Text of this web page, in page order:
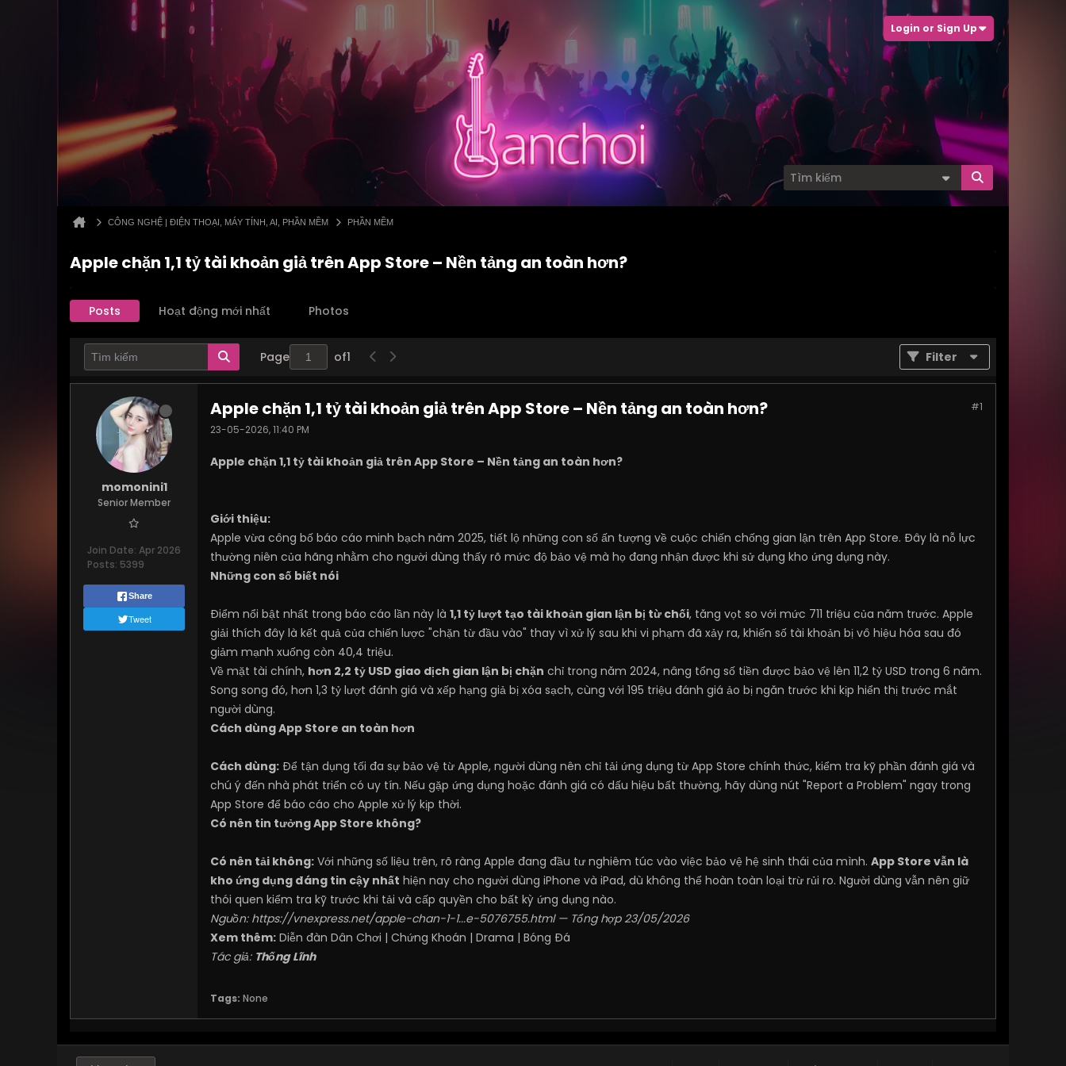
Login or Sign Up
CÔNG NGHỆ | ĐIỆN THOẠI, MÁY TÍNH, AI, PHẦN MỀM PHẦN MỀM
Apple chặn 1,1 tỷ tài khoản giả trên App Store – Nền tảng an toàn hơn?
Posts Hoạt động mới nhất Photos
Page of1 Filter
momonini1
Senior Member
Join Date: Apr 2026
Posts: 5399
Share
Tweet
#1
Apple chặn 1,1 tỷ tài khoản giả trên App Store – Nền tảng an toàn hơn?
23-05-2026, 11:40 PM
Apple chặn 1,1 tỷ tài khoản giả trên App Store – Nền tảng an toàn hơn?
Giới thiệu:
Apple vừa công bố báo cáo minh bạch năm 2025, tiết lộ những con số ấn tượng về cuộc chiến chống gian lận trên App Store. Đây là nỗ lực
thường niên của hãng nhằm cho người dùng thấy rõ mức độ bảo vệ mà họ đang nhận được khi sử dụng kho ứng dụng này.
Những con số biết nói
Điểm nổi bật nhất trong báo cáo lần này là 1,1 tỷ lượt tạo tài khoản gian lận bị từ chối, tăng vọt so với mức 711 triệu của năm trước. Apple
giải thích đây là kết quả của chiến lược "chặn từ đầu vào" thay vì xử lý sau khi vi phạm đã xảy ra, khiến số tài khoản bị vô hiệu hóa sau đó
giảm mạnh xuống còn 40,4 triệu.
Về mặt tài chính, hơn 2,2 tỷ USD giao dịch gian lận bị chặn chỉ trong năm 2024, nâng tổng số tiền được bảo vệ lên 11,2 tỷ USD trong 6 năm.
Song song đó, hơn 1,3 tỷ lượt đánh giá và xếp hạng giả bị xóa sạch, cùng với 195 triệu đánh giá ảo bị ngăn trước khi kịp hiển thị trước mắt
người dùng.
Cách dùng App Store an toàn hơn
Cách dùng: Để tận dụng tối đa sự bảo vệ từ Apple, người dùng nên chỉ tải ứng dụng từ App Store chính thức, kiểm tra kỹ phần đánh giá và
chú ý đến nhà phát triển có uy tín. Nếu gặp ứng dụng hoặc đánh giá có dấu hiệu bất thường, hãy dùng nút "Report a Problem" ngay trong
App Store để báo cáo cho Apple xử lý kịp thời.
Có nên tin tưởng App Store không?
Có nên tải không: Với những số liệu trên, rõ ràng Apple đang đầu tư nghiêm túc vào việc bảo vệ hệ sinh thái của mình. App Store vẫn là
kho ứng dụng đáng tin cậy nhất hiện nay cho người dùng iPhone và iPad, dù không thể hoàn toàn loại trừ rủi ro. Người dùng vẫn nên giữ
thói quen kiểm tra kỹ trước khi tải và cấp quyền cho bất kỳ ứng dụng nào.
Nguồn: https://vnexpress.net/apple-chan-1-1...e-5076755.html— Tổng hợp 23/05/2026
Xem thêm: Diễn đàn Dân Chơi | Chứng Khoán | Drama | Bóng Đá
Tác giả: Thống Lĩnh
Tags: None